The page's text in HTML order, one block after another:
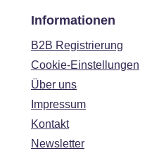
Informationen
B2B Registrierung
Cookie-Einstellungen
Über uns
Impressum
Kontakt
Newsletter